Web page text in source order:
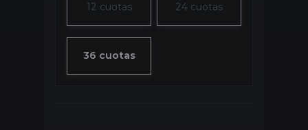
12 cuotas 24 cuotas
36 cuotas